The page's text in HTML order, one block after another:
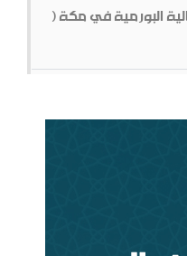
مفرغة]
البورمية في مكة (